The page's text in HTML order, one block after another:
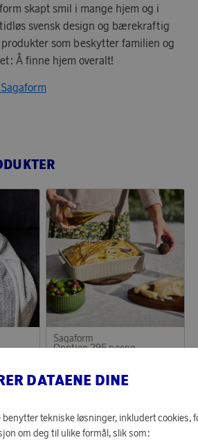
skapt smil i mange hjem og i
svensk design og bærekraftig
som beskytter familien og
Å finne hjem overalt!
Sagaform
Opptjen 295 poeng
9 500 poeng
DATAENE DINE
benytter tekniske løsninger, inkludert cookies,
om deg til ulike formål, slik som: